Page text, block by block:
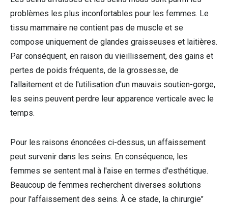
problèmes les plus inconfortables pour les femmes. Le
tissu mammaire ne contient pas de muscle et se
compose uniquement de glandes graisseuses et laitières.
Par conséquent, en raison du vieillissement, des gains et
pertes de poids fréquents, de la grossesse, de
l'allaitement et de l'utilisation d'un mauvais soutien-gorge,
les seins peuvent perdre leur apparence verticale avec le
temps.
Pour les raisons énoncées ci-dessus, un affaissement
peut survenir dans les seins. En conséquence, les
femmes se sentent mal à l'aise en termes d'esthétique.
Beaucoup de femmes recherchent diverses solutions
pour l'affaissement des seins. À ce stade, la chirurgie"